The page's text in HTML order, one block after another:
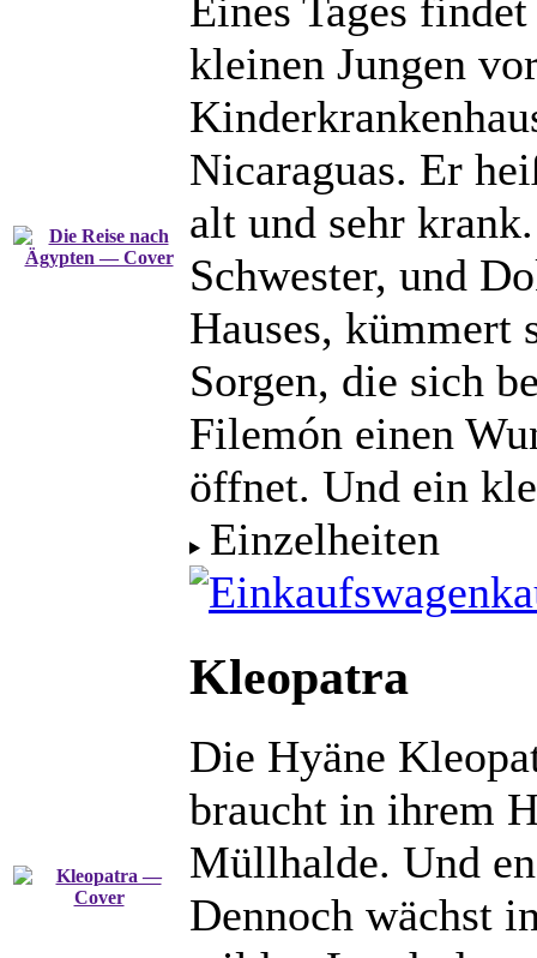
Eines Tages
kleinen Jungen
Nicaraguas. Er
alt und sehr
Schwester, und
Hauses, kümmert
Sorgen, die sich
Filemón einen
öffnet. Und ein
Einzelheiten
Kleopatra
Die Hyäne
braucht in ihrem
Müllhalde. Und
Dennoch wächst